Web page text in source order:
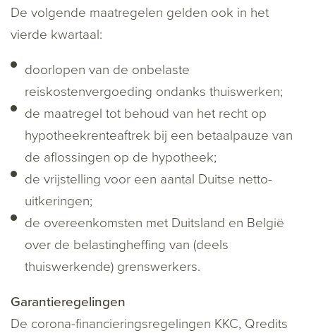
De volgende maatregelen gelden ook in het
vierde kwartaal:
doorlopen van de onbelaste
reiskostenvergoeding ondanks thuiswerken;
de maatregel tot behoud van het recht op
hypotheekrenteaftrek bij een betaalpauze van
de aflossingen op de hypotheek;
de vrijstelling voor een aantal Duitse netto-
uitkeringen;
de overeenkomsten met Duitsland en België
over de belastingheffing van (deels
thuiswerkende) grenswerkers.
Garantieregelingen
De corona-financieringsregelingen KKC, Qredits